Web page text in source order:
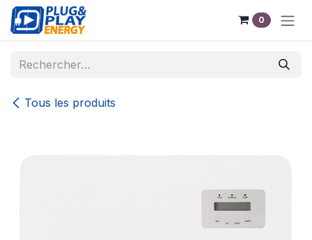
Se rendre au contenu
0
Tous les produits